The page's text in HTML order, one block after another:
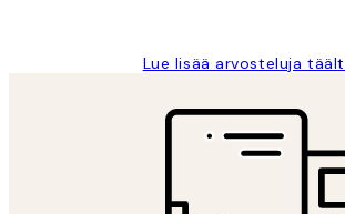
Lue lisää arvosteluja